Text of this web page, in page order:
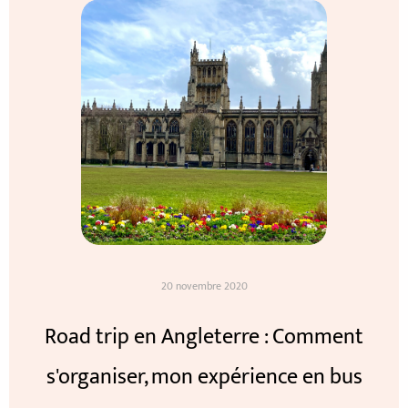
23 mai 2022
Visiter Glasgow en un jour
06 novembre 2020
Un temple hindouiste au coeur de
Londres
20 novembre 2020
Road trip en Angleterre : Comment
s'organiser, mon expérience en bus